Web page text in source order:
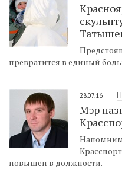
превратится в единый
28.07.16
Мэр
повышен в должности.